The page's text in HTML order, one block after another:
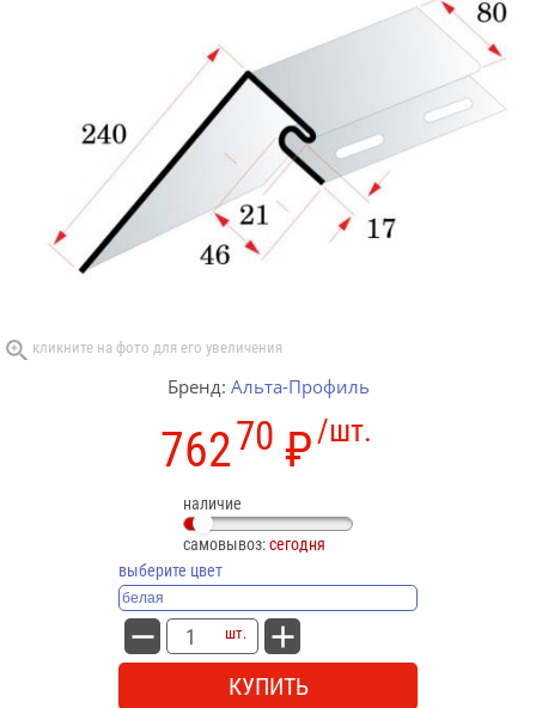
Бренд: Альта-Профиль
/шт.
76270 ₽
наличие
самовывоз:сегодня
выберите цвет
шт.
КУПИТЬ